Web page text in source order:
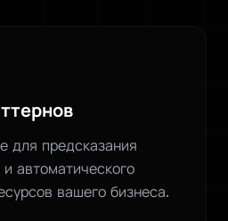
для предсказания
автоматического
вашего бизнеса.